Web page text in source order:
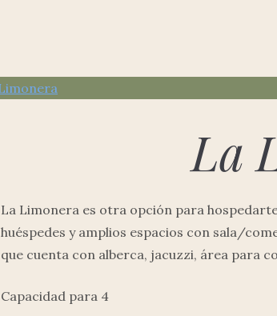
La
La Limonera es otra opción para
huéspedes y amplios espacios con sala/
que cuenta con alberca, jacuzzi, área para
Capacidad para 4